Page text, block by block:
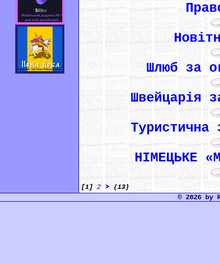
Шлюб за
Швейцарія
Туристична
НІМЕЦЬКЕ
[1]2
(13)
© 2026 by